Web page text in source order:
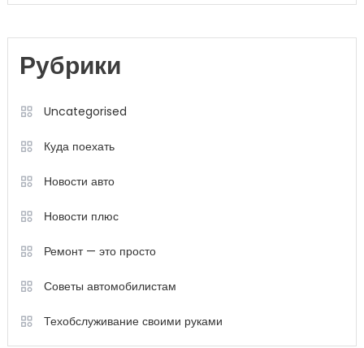
Рубрики
Uncategorised
Куда поехать
Новости авто
Новости плюс
Ремонт — это просто
Советы автомобилистам
Техобслуживание своими руками